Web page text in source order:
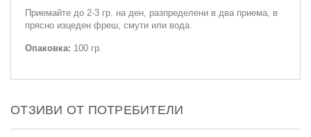
Приемайте до 2-3 гр. на ден, разпределени в два приема, в
прясно изцеден фреш, смути или вода.
Опаковка: 100 гр.
ОТЗИВИ ОТ ПОТРЕБИТЕЛИ